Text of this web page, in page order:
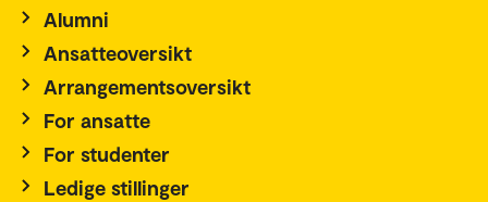
Alumni
Ansatteoversikt
Arrangementsoversikt
For ansatte
For studenter
Ledige stillinger